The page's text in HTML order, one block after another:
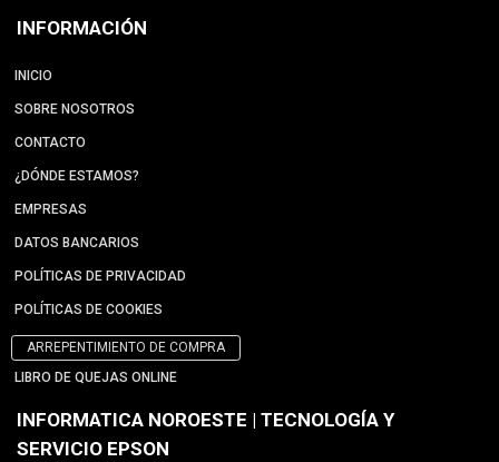
INFORMACIÓN
INICIO
SOBRE NOSOTROS
CONTACTO
¿DÓNDE ESTAMOS?
EMPRESAS
DATOS BANCARIOS
POLÍTICAS DE PRIVACIDAD
POLÍTICAS DE COOKIES
ARREPENTIMIENTO DE COMPRA
LIBRO DE QUEJAS ONLINE
INFORMATICA NOROESTE | TECNOLOGÍA Y
SERVICIO EPSON